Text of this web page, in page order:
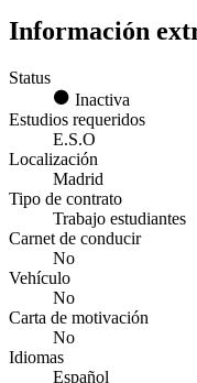
Información
Status
Inactiva
Estudios requeridos
E.S.O
Localización
Madrid
Tipo de contrato
Trabajo estudiantes
Carnet de conducir
No
Vehículo
No
Carta de motivación
No
Idiomas
Español